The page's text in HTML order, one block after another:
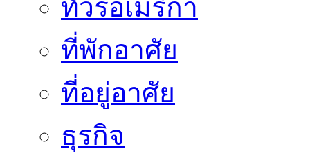
ทัวร์อเมริกา
ที่พักอาศัย
ที่อยู่อาศัย
ธุรกิจ